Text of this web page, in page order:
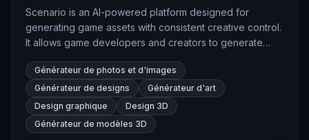
Scenario is an AI-powered platform designed for
generating game assets with consistent creative control.
It allows game developers and creators to generate
creative process for games.
Générateur de photos et d'images
Générateur de designs
Générateur d'art
Design graphique
Design 3D
Générateur de modèles 3D